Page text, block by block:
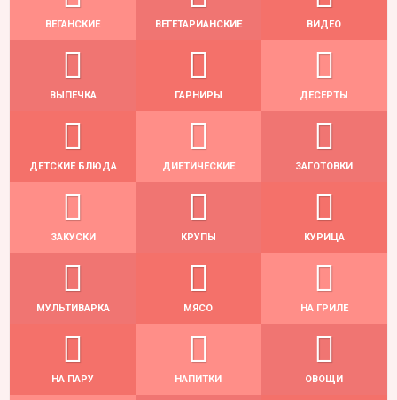
ВЕГАНСКИЕ ВЕГЕТАРИАНСКИЕ ВИДЕО
ВЫПЕЧКА ГАРНИРЫ ДЕСЕРТЫ
ДЕТСКИЕ БЛЮДА ДИЕТИЧЕСКИЕ ЗАГОТОВКИ
ЗАКУСКИ КРУПЫ КУРИЦА
МУЛЬТИВАРКА МЯСО НА ГРИЛЕ
НА ПАРУ НАПИТКИ ОВОЩИ